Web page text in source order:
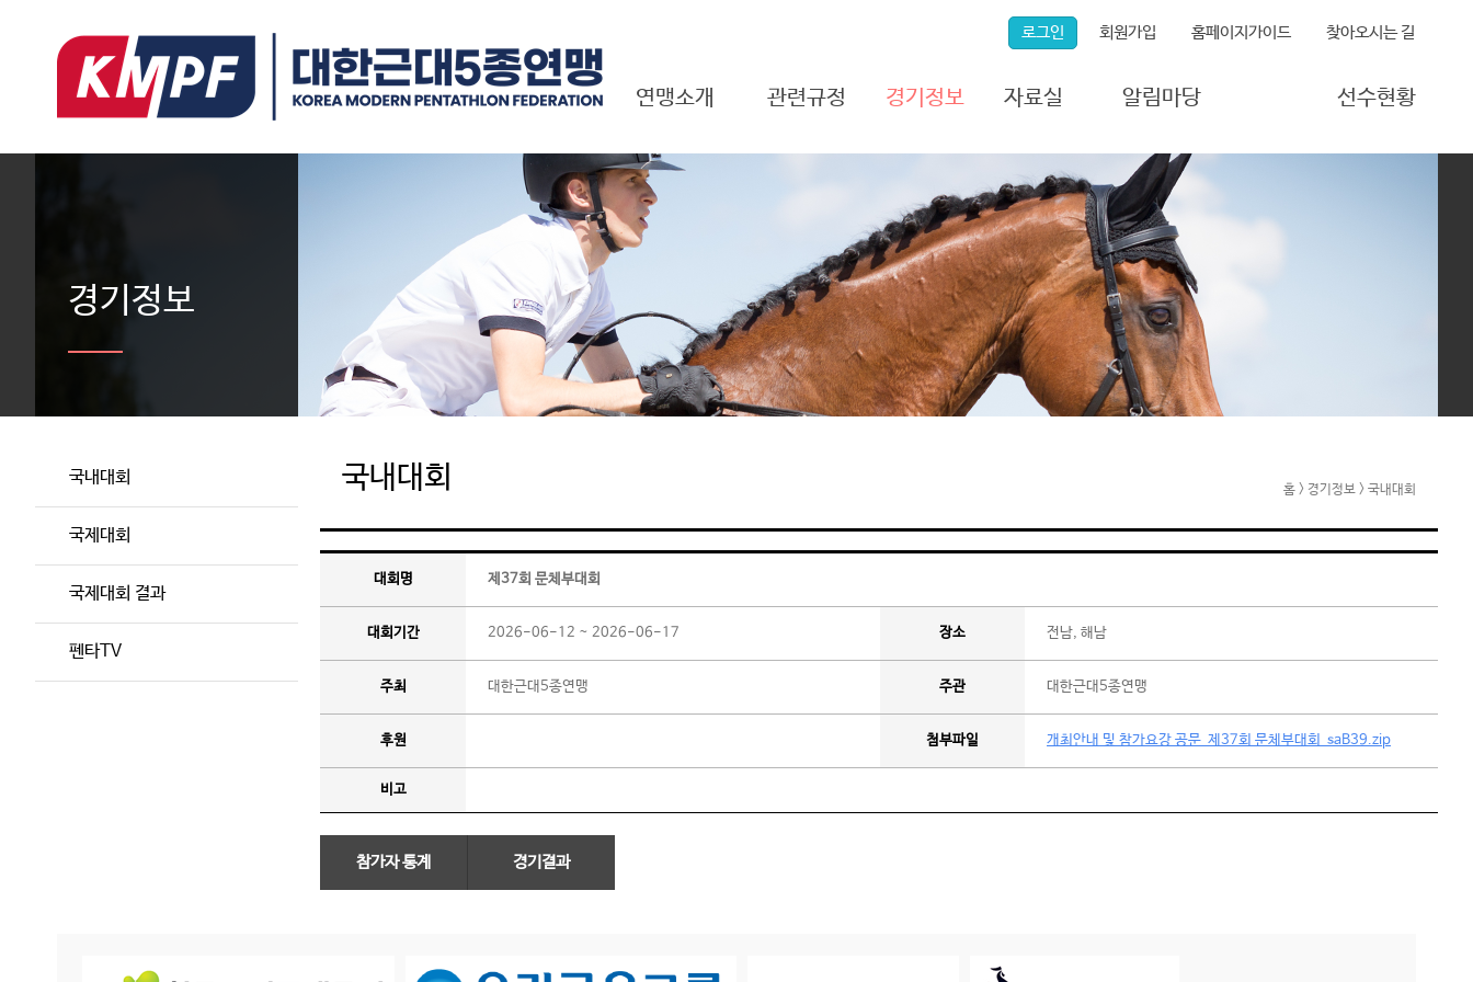
연맹소개
근대 5종이란?
회장 인사말
연혁
국제연맹현황
임원현황
비전 및 목표
관련규정 경기정보
국제대회
국제대회 결과
펜타TV
자료실
포토갤러리
동영상갤러리
보도자료
각종 서식
알림마당
연맹소식
공지사항
게시판
자주 묻는 질문
선수현황
로그인 회원가입 홈페이지가이드 찾아오시는 길
경기정보
국내대회
국제대회
국제대회 결과
펜타TV
국내대회 홈 > 경기정보 > 국내대회
대회명 제37회 문체부대회
대회기간 2026-06-12 ~ 2026-06-17 장소 전남, 해남
주최 대한근대5종연맹 주관 대한근대5종연맹
후원 첨부파일 개최안내 및 참가요강 공문_제37회 문체부대회_saB39.zip
비고
참가자 통계 경기결과